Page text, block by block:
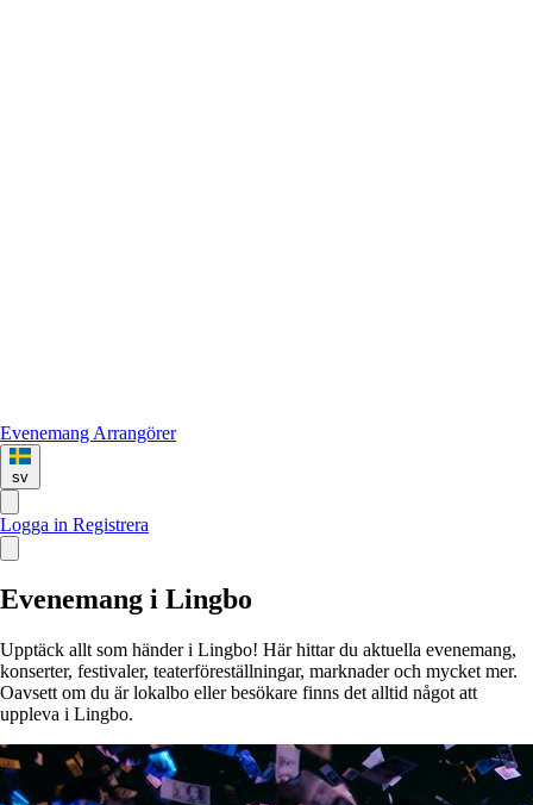
Evenemang Arrangörer
sv
Logga in Registrera
Evenemang i Lingbo
Upptäck allt som händer i Lingbo! Här hittar du aktuella evenemang,
konserter, festivaler, teaterföreställningar, marknader och mycket mer.
Oavsett om du är lokalbo eller besökare finns det alltid något att
uppleva i Lingbo.